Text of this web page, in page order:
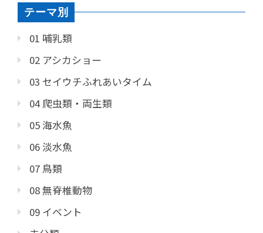
テーマ別
01 哺乳類
02 アシカショー
03 セイウチふれあいタイム
04 爬虫類・両生類
05 海水魚
06 淡水魚
07 鳥類
08 無脊椎動物
09 イベント